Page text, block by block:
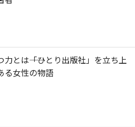
とは――「ひとり出版社」を立ち上
る女性の物語